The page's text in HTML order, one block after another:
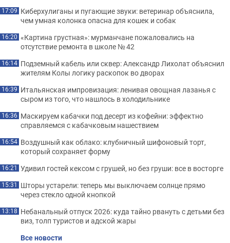
17:09 Киберхулиганы и пугающие звуки: ветеринар объяснила,
чем умная колонка опасна для кошек и собак
16:20 «Картина грустная»: мурманчане пожаловались на
отсутствие ремонта в школе № 42
16:14 Подземный кабель или сквер: Александр Лихолат объяснил
жителям Колы логику раскопок во дворах
16:39 Итальянская импровизация: ленивая овощная лазанья с
сыром из того, что нашлось в холодильнике
16:36 Маскируем кабачки под десерт из кофейни: эффектно
справляемся с кабачковым нашествием
16:54 Воздушный как облако: клубничный шифоновый торт,
который сохраняет форму
16:21 Удивил гостей кексом с грушей, но без груши: все в восторге
15:31 Шторы устарели: теперь мы выключаем солнце прямо
через стекло одной кнопкой
13:18 Небанальный отпуск 2026: куда тайно рвануть с детьми без
виз, толп туристов и адской жары
Все новости